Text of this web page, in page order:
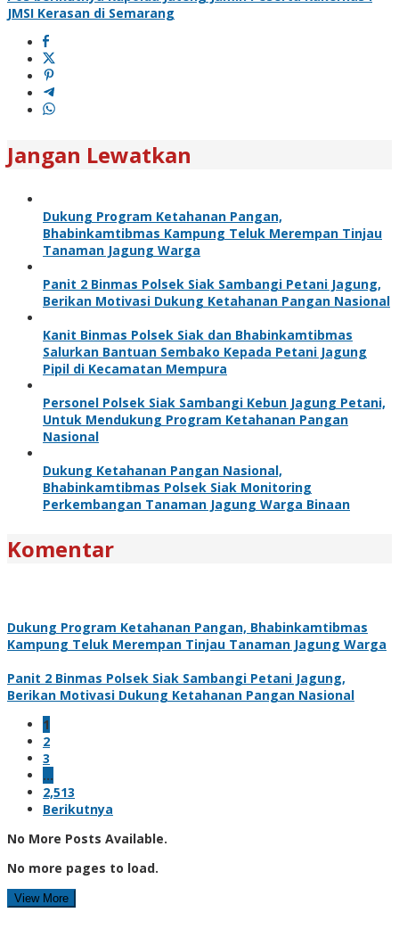
JMSI Kerasan di Semarang
Jangan Lewatkan
Dukung Program Ketahanan Pangan,
Bhabinkamtibmas Kampung Teluk Merempan Tinjau
Tanaman Jagung Warga
Panit 2 Binmas Polsek Siak Sambangi Petani Jagung,
Berikan Motivasi Dukung Ketahanan Pangan Nasional
Kanit Binmas Polsek Siak dan Bhabinkamtibmas
Salurkan Bantuan Sembako Kepada Petani Jagung
Pipil di Kecamatan Mempura
Personel Polsek Siak Sambangi Kebun Jagung Petani,
Untuk Mendukung Program Ketahanan Pangan
Nasional
Dukung Ketahanan Pangan Nasional,
Bhabinkamtibmas Polsek Siak Monitoring
Perkembangan Tanaman Jagung Warga Binaan
Komentar
Dukung Program Ketahanan Pangan, Bhabinkamtibmas
Kampung Teluk Merempan Tinjau Tanaman Jagung Warga
Panit 2 Binmas Polsek Siak Sambangi Petani Jagung,
Berikan Motivasi Dukung Ketahanan Pangan Nasional
1
2
3
…
2,513
Berikutnya
No More Posts Available.
No more pages to load.
View More